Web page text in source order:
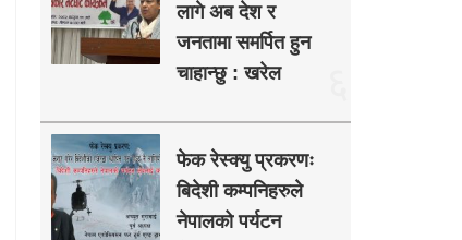
लागे अब देश र
जनतामा समर्पित हुन
चाहान्छु : खरेल
फेक रेस्क्यु प्रकरणः
बिदेशी कम्पनिहरुले
नेपालको पर्यटन